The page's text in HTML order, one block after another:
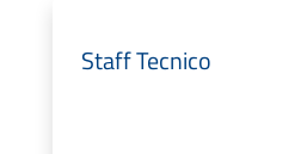
Staff Tecnico